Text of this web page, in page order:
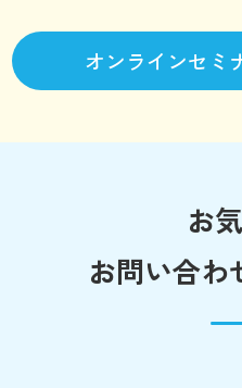
オンラインセミ
お
お問い合わ